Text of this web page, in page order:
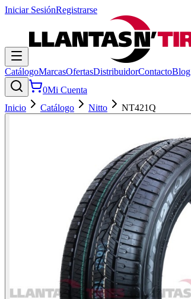
Iniciar SesiónRegistrarse
CatálogoMarcasOfertasDistribuidorContactoBlog
0Mi Cuenta
Inicio
Catálogo Nitto NT421Q